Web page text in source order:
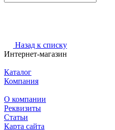
Назад к списку
Интернет-магазин
Каталог
Компания
О компании
Реквизиты
Статьи
Карта сайта